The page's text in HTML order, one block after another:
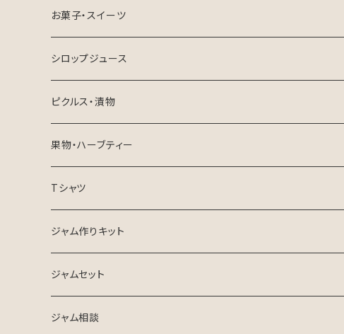
はちみつジャム
ミックスジャム
マーマレード
ミニジャム
はちみつ
はちみつ製品
お菓子・スイーツ
焼き菓子
チーズケーキ
シロップジュース
ピクルス・漬物
ピクルスセット
果物・ハーブティー
たんかん
ハーブティー
Tシャツ
ジャム作りキット
ジャムセット
ジャム相談